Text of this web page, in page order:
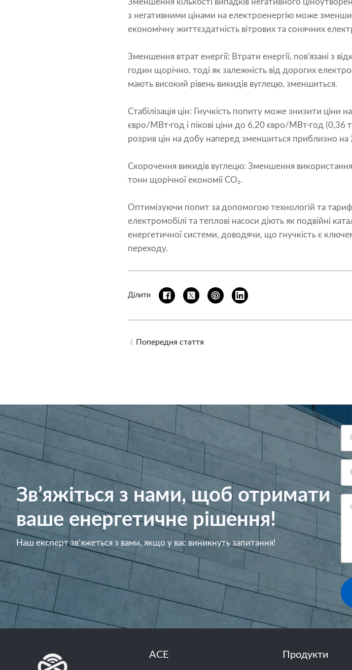
Зменшення кількості випадків негативного
з негативними цінами на електроенергію може
економічну життєздатність вітрових та сонячних
Зменшення втрат енергії: Втрати енергії, пов'язані з
годин щорічно, тоді як залежність від дорогих
мають високий рівень викидів вуглецю, зменшиться.
Стабілізація цін: Гнучкість попиту може знизити ціни
євро/МВт·год і пікові ціни до 6,20 євро/МВт·год (0,36
розрив цін на добу наперед зменшиться приблизно
Скорочення викидів вуглецю: Зменшення
тонн щорічної економії CO₂.
Оптимізуючи попит за допомогою технологій та
електромобілі та теплові насоси діють як подвійні
енергетичної системи, доводячи, що гнучкість є
переходу.
Ділити
Попередня стаття
Зв’яжіться з нами, щоб отримати
ваше енергетичне рішення!
Наш експерт зв’яжеться з вами, якщо у вас виникнуть запитання!
ACE Продукти